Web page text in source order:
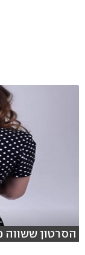
הסרטון ששווה